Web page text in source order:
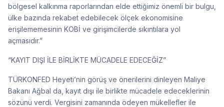
bölgesel kalkınma raporlarından elde ettiğimiz önemli bir bulgu,
ülke bazında rekabet edebilecek ölçek ekonomisine
erişilememesinin KOBİ ve girişimcilerde sıkıntılara yol
açmasıdır.”
“KAYIT DIŞI İLE BİRLİKTE MÜCADELE EDECEĞİZ”
TÜRKONFED Heyeti’nin görüş ve önerilerini dinleyen Maliye
Bakanı Ağbal da, kayıt dışı ile birlikte mücadele edeceklerinin
sözünü verdi. Vergisini zamanında ödeyen mükellefler ile